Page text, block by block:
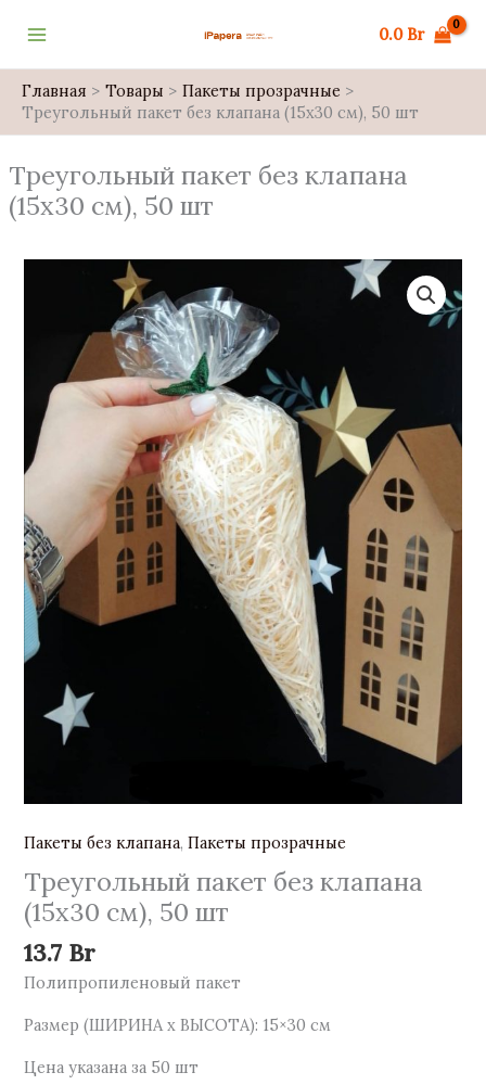
0.0 Br
Главная Товары
Пакеты прозрачные
Треугольный пакет без клапана (15х30 см), 50 шт
Треугольный пакет без клапана
(15х30 см), 50 шт
Пакеты без клапана,Пакеты прозрачные
Треугольный пакет без клапана
(15х30 см), 50 шт
13.7 Br
Полипропиленовый пакет
Размер (ШИРИНА х ВЫСОТА): 15×30 см
Цена указана за 50 шт